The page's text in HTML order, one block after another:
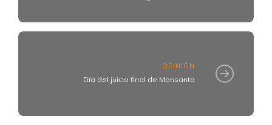
OPINIÓN
Día del juicio final de Monsanto